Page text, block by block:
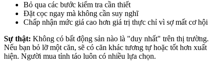
Bỏ qua các bước kiểm tra cần thiết
Đặt cọc ngay mà không cần suy nghĩ
Chấp nhận mức giá cao hơn giá trị thực chỉ vì sợ mất cơ hội
Sự thật: Không có bất động sản nào là "duy nhất" trên thị trường.
Nếu bạn bỏ lỡ một căn, sẽ có căn khác tương tự hoặc tốt hơn xuất
hiện. Người mua tỉnh táo luôn có nhiều lựa chọn.